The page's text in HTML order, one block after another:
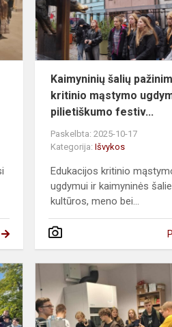
mokslų
centre
Kaimyninių šalių
kritinio mąstymo
pilietiškumo festiv...
Paskelbta: 2025-10-17
Kategorija:Išvykos
Edukacijos kritinio
ugdymui ir kaimyninės
kultūros, meno bei...
Pažintinė
ekskursija
po
Žemaitiją